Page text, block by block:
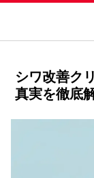
シワ改善ク
真実を徹底